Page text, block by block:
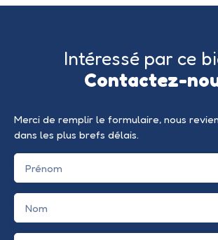
Intéressé par ce
Contactez-
Merci de remplir le formulaire, nous
dans les plus brefs délais.
Prénom
Nom